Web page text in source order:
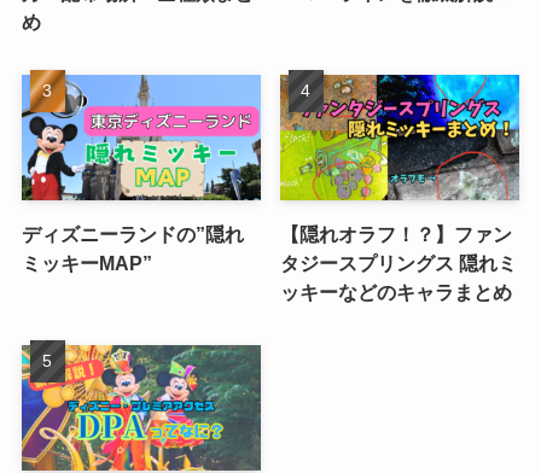
め
ディズニーランドの”隠れ
ミッキーMAP”
【隠れオラフ！？】ファン
タジースプリングス 隠れミ
ッキーなどのキャラまとめ